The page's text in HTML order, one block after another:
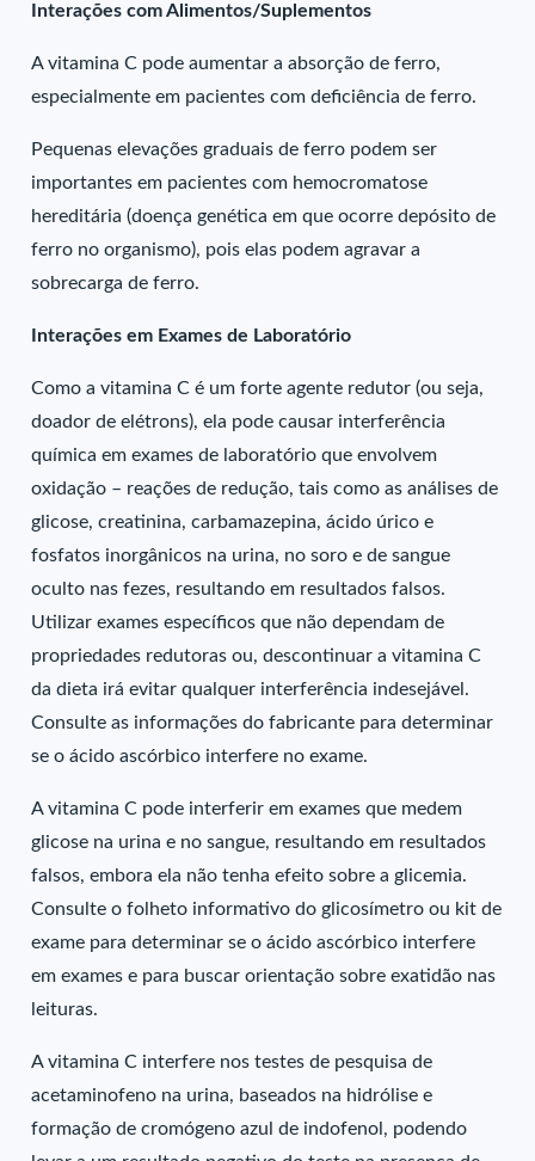
Interações com Alimentos/Suplementos
A vitamina C pode aumentar a absorção de ferro,
especialmente em pacientes com deficiência de ferro.
Pequenas elevações graduais de ferro podem ser
importantes em pacientes com hemocromatose
hereditária (doença genética em que ocorre depósito de
ferro no organismo), pois elas podem agravar a
sobrecarga de ferro.
Interações em Exames de Laboratório
Como a vitamina C é um forte agente redutor (ou seja,
doador de elétrons), ela pode causar interferência
química em exames de laboratório que envolvem
oxidação – reações de redução, tais como as análises de
glicose, creatinina, carbamazepina, ácido úrico e
fosfatos inorgânicos na urina, no soro e de sangue
oculto nas fezes, resultando em resultados falsos.
Utilizar exames específicos que não dependam de
propriedades redutoras ou, descontinuar a vitamina C
da dieta irá evitar qualquer interferência indesejável.
Consulte as informações do fabricante para determinar
se o ácido ascórbico interfere no exame.
A vitamina C pode interferir em exames que medem
glicose na urina e no sangue, resultando em resultados
falsos, embora ela não tenha efeito sobre a glicemia.
Consulte o folheto informativo do glicosímetro ou kit de
exame para determinar se o ácido ascórbico interfere
em exames e para buscar orientação sobre exatidão nas
leituras.
A vitamina C interfere nos testes de pesquisa de
acetaminofeno na urina, baseados na hidrólise e
formação de cromógeno azul de indofenol, podendo